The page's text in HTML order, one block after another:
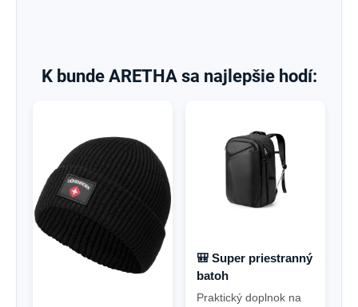
K bunde ARETHA sa najlepšie hodí:
🎒 Super priestranný
batoh
Praktický doplnok na